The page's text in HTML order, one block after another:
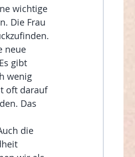
wichtige
Die Frau
neue
gibt
wenig
oft darauf
Das
die